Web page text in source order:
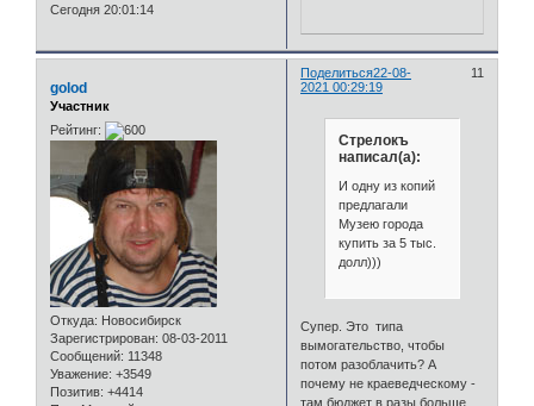
Сегодня 20:01:14
Поделиться 11
22-08-
2021 00:29:19
golod
Участник
Рейтинг:
Откуда: Новосибирск
Зарегистрирован: 08-03-2011
Сообщений: 11348
Уважение: +3549
Позитив: +4414
Стрелокъ
написал(а):
И одну из копий
предлагали
Музею города
купить за 5 тыс.
долл)))
Супер. Это типа
вымогательство, чтобы
потом разоблачить? А
почему не краеведческому -
там бюджет в разы больше.